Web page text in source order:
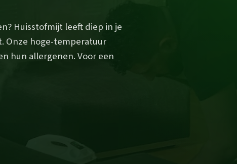
Huisstofmijt leeft diep in je
Onze hoge-temperatuur
hun allergenen. Voor een